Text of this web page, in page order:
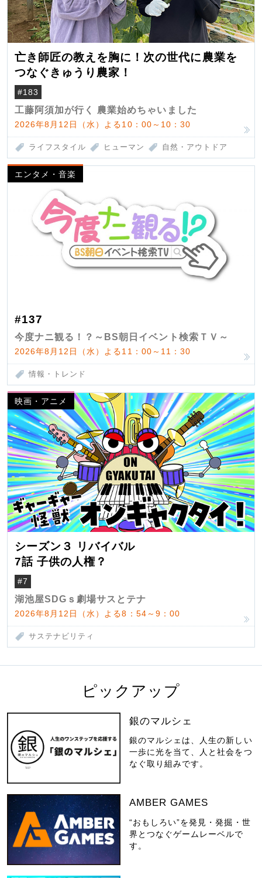
亡き師匠の教えを胸に！次の世代に農業を
つなぐきゅうり農家！
#183
工藤阿須加が行く 農業始めちゃいました
2026年8月12日（水）よる10：00～10：30
ライフスタイル ヒューマン 自然・アウトドア
エンタメ・音楽
#137
今度ナニ観る！？～BS朝日イベント検索ＴＶ～
2026年8月12日（水）よる11：00～11：30
情報・トレンド
映画・アニメ
シーズン３ リバイバル
7話 子供の人権？
#7
湖池屋SDGｓ劇場サスとテナ
2026年8月12日（水）よる8：54～9：00
サステナビリティ
ピックアップ
銀のマルシェ
銀のマルシェは、人生の新しい
一歩に光を当て、人と社会をつ
なぐ取り組みです。
AMBER GAMES
“おもしろい”を発見・発掘・世
界とつなぐゲームレーベルで
す。